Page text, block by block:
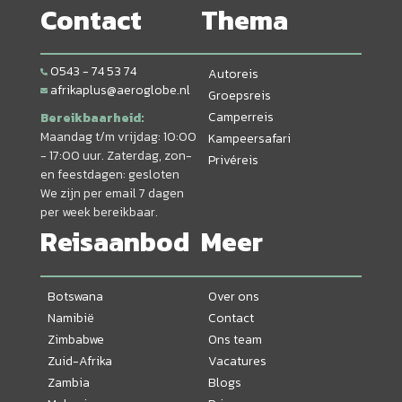
Contact
0543 - 74 53 74
afrikaplus@aeroglobe.nl
Bereikbaarheid:
Maandag t/m vrijdag: 10:00
- 17:00 uur. Zaterdag, zon-
en feestdagen: gesloten
We zijn per email 7 dagen
per week bereikbaar.
Thema
Autoreis
Groepsreis
Camperreis
Kampeersafari
Privéreis
Reisaanbod
Botswana
Namibië
Zimbabwe
Zuid-Afrika
Zambia
Meer
Over ons
Contact
Ons team
Vacatures
Blogs